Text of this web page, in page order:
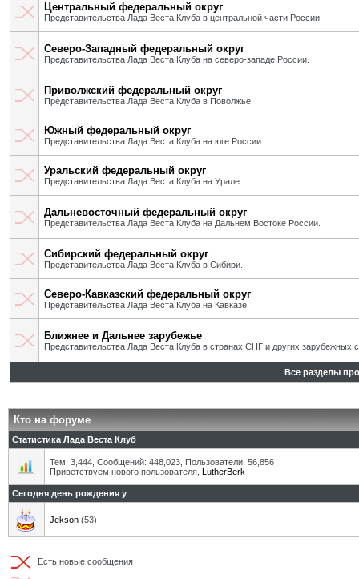
Центральный федеральный округ
Представительства Лада Веста Клуба в центральной части России.
Северо-Западный федеральный округ
Представительства Лада Веста Клуба на северо-западе России.
Приволжский федеральный округ
Представительства Лада Веста Клуба в Поволжье.
Южный федеральный округ
Представительства Лада Веста Клуба на юге России.
Уральский федеральный округ
Представительства Лада Веста Клуба на Урале.
Дальневосточный федеральный округ
Представительства Лада Веста Клуба на Дальнем Востоке России.
Сибирский федеральный округ
Представительства Лада Веста Клуба в Сибири.
Северо-Кавказский федеральный округ
Представительства Лада Веста Клуба на Кавказе.
Ближнее и Дальнее зарубежье
Представительства Лада Веста Клуба в странах СНГ и других зарубежных
Все разделы
Кто на форуме
Статистика Лада Веста Клуб
Тем: 3,444, Сообщений: 448,023, Пользователи: 56,856
Приветствуем нового пользователя, LutherBerk
Сегодня день рождения у
Jekson (53)
Есть новые сообщения